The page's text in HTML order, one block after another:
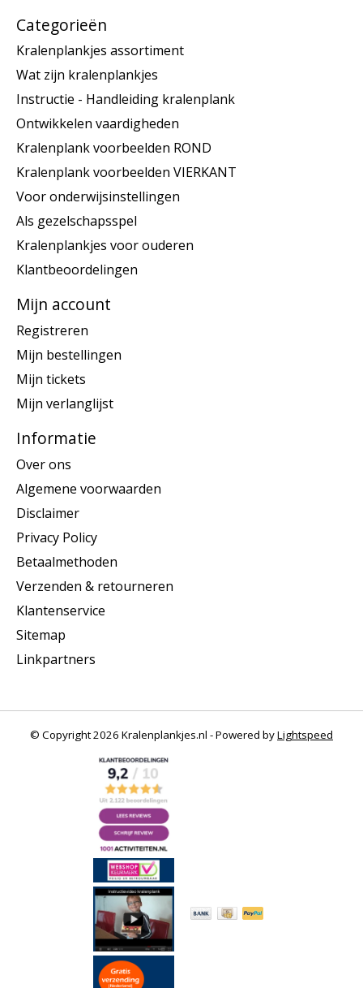
Categorieën
Kralenplankjes assortiment
Wat zijn kralenplankjes
Instructie - Handleiding kralenplank
Ontwikkelen vaardigheden
Kralenplank voorbeelden ROND
Kralenplank voorbeelden VIERKANT
Voor onderwijsinstellingen
Als gezelschapsspel
Kralenplankjes voor ouderen
Klantbeoordelingen
Mijn account
Registreren
Mijn bestellingen
Mijn tickets
Mijn verlanglijst
Informatie
Over ons
Algemene voorwaarden
Disclaimer
Privacy Policy
Betaalmethoden
Verzenden & retourneren
Klantenservice
Sitemap
Linkpartners
© Copyright 2026 Kralenplankjes.nl - Powered byLightspeed